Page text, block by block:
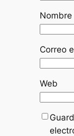
Nombre
Correo
Web